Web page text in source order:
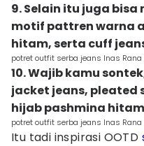
9. Selain itu juga
motif pattren warna
hitam, serta cuff
potret outfit serba jeans Inas
10. Wajib kamu
jacket jeans, pleated
hijab pashmina
potret outfit serba jeans Inas
Itu tadi inspirasi OOTD